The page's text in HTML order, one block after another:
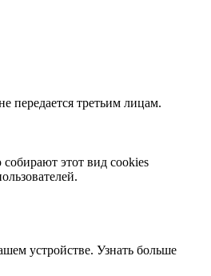
передается третьим лицам.
этот вид cookies
устройстве. Узнать больше